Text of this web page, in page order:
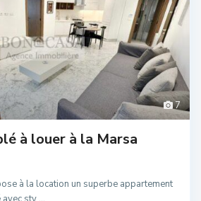
7
à louer à la Marsa
à la location un superbe appartement